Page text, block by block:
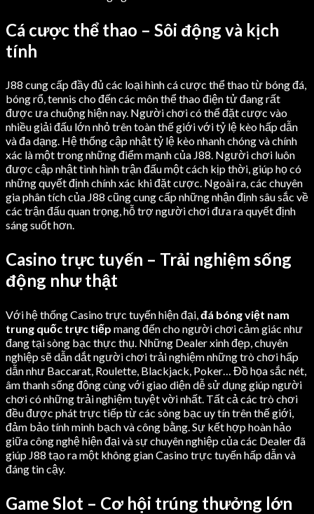
Cá cược thể thao – Sôi động và kịch
tính
J88 cung cấp đầy đủ các loại hình cá cược thể thao từ bóng đá,
bóng rổ, tennis cho đến các môn thể thao điện tử đang rất
được ưa chuộng hiện nay. Người chơi có thể đặt cược vào
nhiều giải đấu lớn nhỏ trên toàn thế giới với tỷ lệ kèo hấp dẫn
và đa dạng. Hệ thống cập nhật tỷ lệ kèo nhanh chóng và chính
xác là một trong những điểm mạnh của J88. Người chơi luôn
được cập nhật tình hình trận đấu một cách kịp thời, giúp họ có
những quyết định chính xác khi đặt cược. Ngoài ra, các chuyên
gia phân tích của J88 cũng cung cấp những nhận định sâu sắc về
các trận đấu quan trọng, hỗ trợ người chơi đưa ra quyết định
sáng suốt hơn.
Casino trực tuyến – Trải nghiệm sống
động như thật
Với hệ thống Casino trực tuyến hiện đại,đá bóng việt nam
trung quốc trực tiếp mang đến cho người chơi cảm giác như
đang tại sòng bạc thực thụ. Những Dealer xinh đẹp, chuyên
nghiệp sẽ dẫn dắt người chơi trải nghiệm những trò chơi hấp
dẫn như Baccarat, Roulette, Blackjack, Poker… Đồ họa sắc nét,
âm thanh sống động cùng với giao diện dễ sử dụng giúp người
chơi có những trải nghiệm tuyệt vời nhất. Tất cả các trò chơi
đều được phát trực tiếp từ các sòng bạc uy tín trên thế giới,
đảm bảo tính minh bạch và công bằng. Sự kết hợp hoàn hảo
giữa công nghệ hiện đại và sự chuyên nghiệp của các Dealer đã
giúp J88 tạo ra một không gian Casino trực tuyến hấp dẫn và
đáng tin cậy.
Game Slot – Cơ hội trúng thưởng lớn